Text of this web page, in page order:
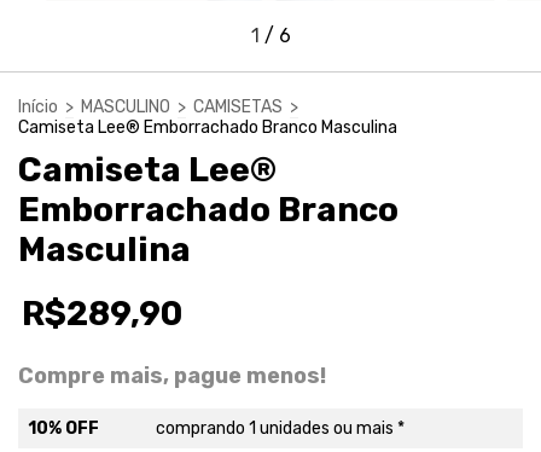
1 / 6
Início > MASCULINO > CAMISETAS >
Camiseta Lee® Emborrachado Branco Masculina
Camiseta Lee®
Emborrachado Branco
Masculina
R$289,90
Compre mais, pague menos!
10% OFF
comprando 1 unidades ou mais *